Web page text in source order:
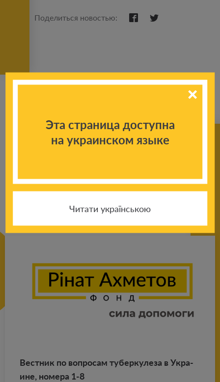
Поделиться новостью:
новостям
Вест­ник по во­про­сам ту­бер­ку­ле­за в Укра­
ине, но­ме­ра 1-8
Эта страница доступна
на украинском языке
Читати українською